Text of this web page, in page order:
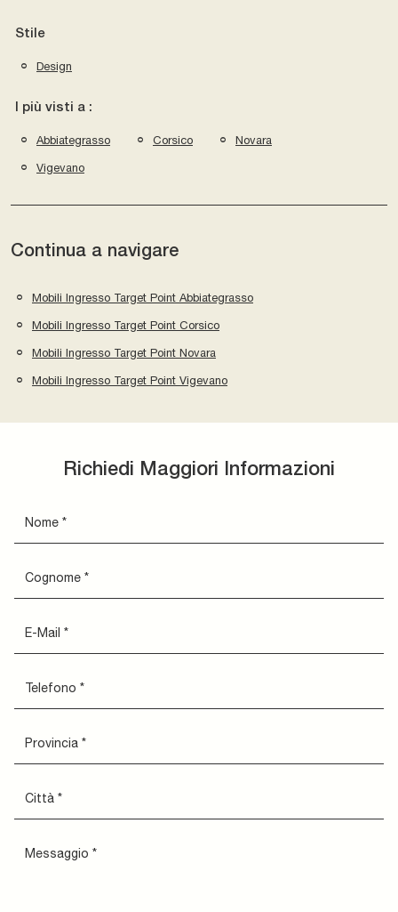
Stile
Design
I più visti a :
Abbiategrasso Corsico Novara
Vigevano
Continua a navigare
Mobili Ingresso Target Point Abbiategrasso
Mobili Ingresso Target Point Corsico
Mobili Ingresso Target Point Novara
Mobili Ingresso Target Point Vigevano
Richiedi Maggiori Informazioni